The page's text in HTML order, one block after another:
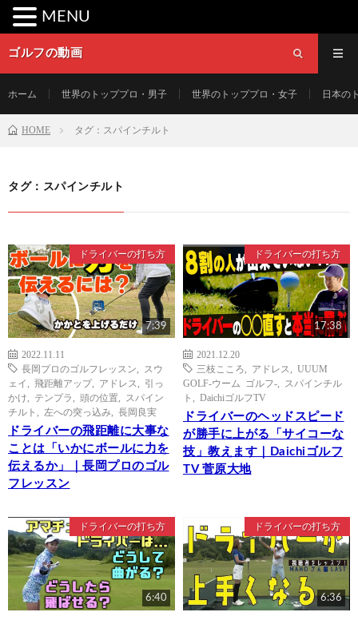
ゴルフの動画
ホーム 世界のトッププロ・男子 世界のトッププロ・女子 日本の
HOME タグ：スパインチルト
タグ：スパインチルト
ドライバーの打ち方
7:39
2022.11.11
長岡プロのゴルフレッスン
スウ
ェイ
飛距離アップ, アドレス
引っ
かけ
テンプラ 頭の位置
スパイン
チルト
左への突っ込み 長岡良実
ドライバーの飛距離に大事な
ことは「いかにボールに力を
伝えるか」｜長岡プロのゴル
フレッスン
ドライバーの打ち方
17:38
2021.12.20
三枝こころ
アドレス
UUUM
GOLF-ウーム ゴルフ-
スパインチル
ト
DaichiゴルフTV
ドライバーのヘッドスピード
が勝手に上がる「サイコーな
技」教えます｜Daichiゴルフ
TV 菅原大地
ドライバーの打ち方
6:40
ドライバーの打ち方
6:36
MENU